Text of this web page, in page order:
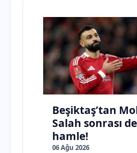
Beşiktaş’tan
Salah sonrası
hamle!
06 Ağu 2026